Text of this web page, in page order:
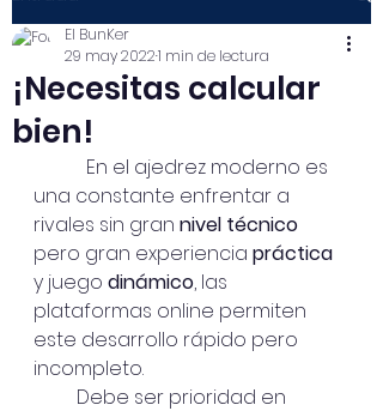
¡Necesitas calcular
bien!
El BunKer
29 may 20221 min de lectura
una constante enfrentar a
rivales sin gran nivel técnico
pero gran experiencia práctica
y juego dinámico, las
plataformas online permiten
este desarrollo rápido pero
incompleto.